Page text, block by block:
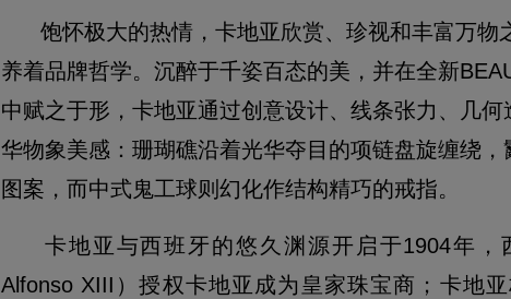
饱怀极大的热情，卡地亚欣赏、珍视和丰富万物
养着品牌哲学。沉醉于千姿百态的美，并在全新
中赋之于形，卡地亚通过创意设计、线条张力、几
华物象美感：珊瑚礁沿着光华夺目的项链盘旋缠绕
图案，而中式鬼工球则幻化作结构精巧的戒指。
卡地亚与西班牙的悠久渊源开启于1904年，
Alfonso XIII）授权卡地亚成为皇家珠宝商；卡地